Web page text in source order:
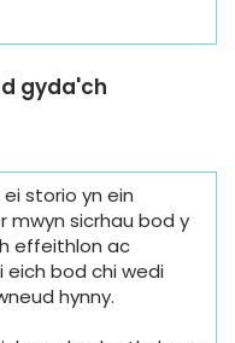
gyda'ch
storio yn ein
mwyn sicrhau bod y
effeithlon ac
eich bod chi wedi
hynny.